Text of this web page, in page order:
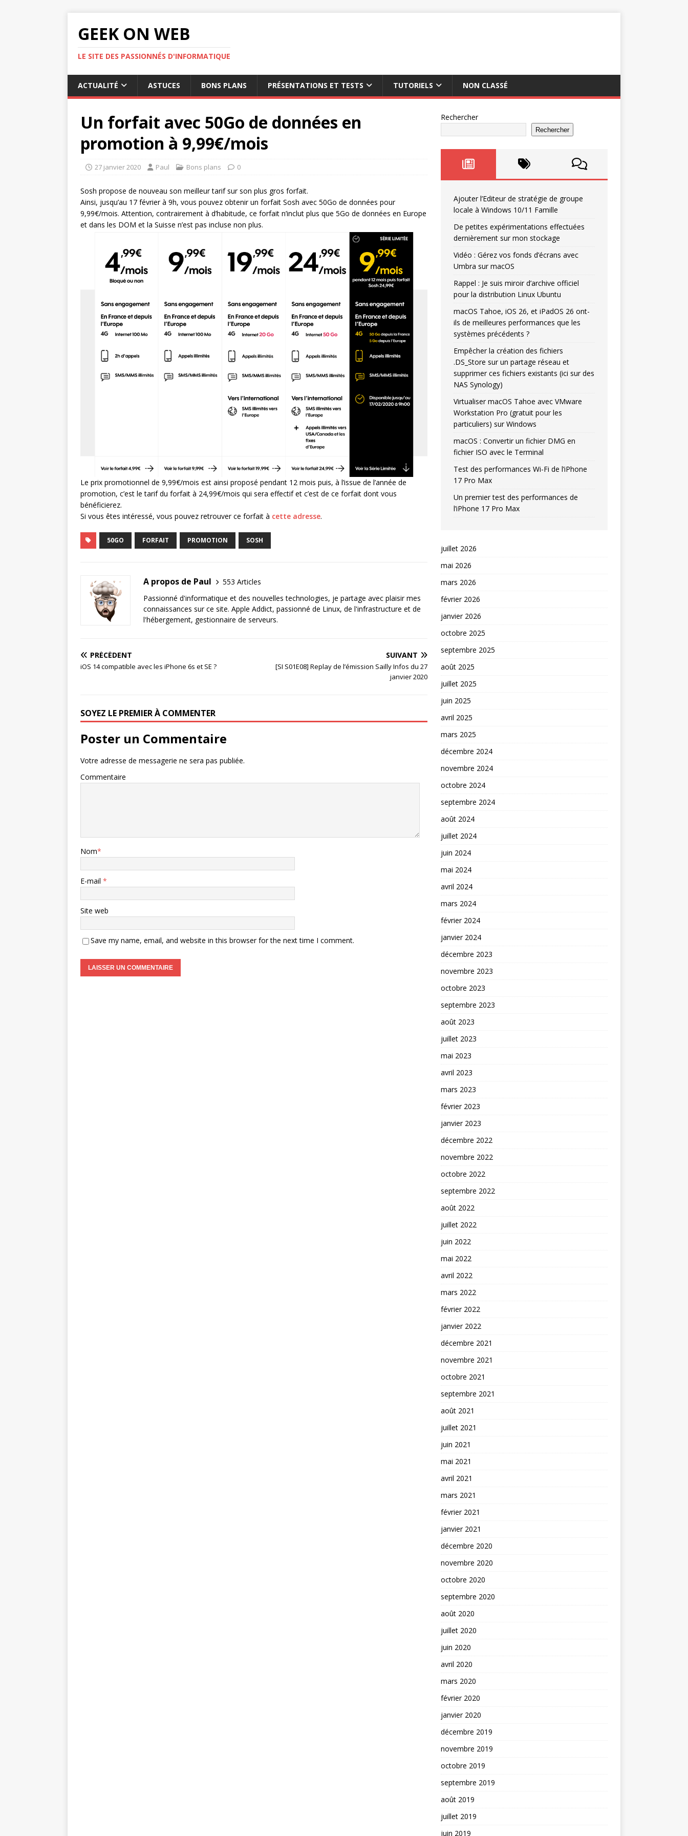
GEEK ON WEB
LE SITE DES PASSIONNÉS D'INFORMATIQUE
ACTUALITÉ ASTUCES BONS PLANS PRÉSENTATIONS ET TESTS TUTORIELS NON CLASSÉ
Un forfait avec 50Go de données en
promotion à 9,99€/mois
27 janvier 2020 Paul Bons plans 0
Sosh propose de nouveau son meilleur tarif sur son plus gros forfait.
Ainsi, jusqu’au 17 février à 9h, vous pouvez obtenir un forfait Sosh avec 50Go de données pour
9,99€/mois. Attention, contrairement à d’habitude, ce forfait n’inclut plus que 5Go de données en Europe
et dans les DOM et la Suisse n’est pas incluse non plus.
Le prix promotionnel de 9,99€/mois est ainsi proposé pendant 12 mois puis, à l’issue de l’année de
promotion, c’est le tarif du forfait à 24,99€/mois qui sera effectif et c’est de ce forfait dont vous
bénéficierez.
Si vous êtes intéressé, vous pouvez retrouver ce forfait à cette adresse.
50GO FORFAIT PROMOTION SOSH
A propos de Paul
553 Articles
Passionné d'informatique et des nouvelles technologies, je partage avec plaisir mes
connaissances sur ce site. Apple Addict, passionné de Linux, de l'infrastructure et de
l'hébergement, gestionnaire de serveurs.
PRÉCÉDENT
iOS 14 compatible avec les iPhone 6s et SE ?
SUIVANT
[SI S01E08] Replay de l’émission Sailly Infos du 27
janvier 2020
SOYEZ LE PREMIER À COMMENTER
Poster un Commentaire
Votre adresse de messagerie ne sera pas publiée.
Commentaire
Nom*
E-mail *
Site web
Save my name, email, and website in this browser for the next time I comment.
Rechercher
Rechercher
Ajouter l’Editeur de stratégie de groupe
locale à Windows 10/11 Famille
De petites expérimentations effectuées
dernièrement sur mon stockage
Vidéo : Gérez vos fonds d’écrans avec
Umbra sur macOS
Rappel : Je suis miroir d’archive officiel
pour la distribution Linux Ubuntu
macOS Tahoe, iOS 26, et iPadOS 26 ont-
ils de meilleures performances que les
systèmes précédents ?
Empêcher la création des fichiers
.DS_Store sur un partage réseau et
supprimer ces fichiers existants (ici sur des
NAS Synology)
Virtualiser macOS Tahoe avec VMware
Workstation Pro (gratuit pour les
particuliers) sur Windows
macOS : Convertir un fichier DMG en
fichier ISO avec le Terminal
Test des performances Wi-Fi de l’iPhone
17 Pro Max
Un premier test des performances de
l’iPhone 17 Pro Max
juillet 2026
mai 2026
mars 2026
février 2026
janvier 2026
octobre 2025
septembre 2025
août 2025
juillet 2025
juin 2025
avril 2025
mars 2025
décembre 2024
novembre 2024
octobre 2024
septembre 2024
août 2024
juillet 2024
juin 2024
mai 2024
avril 2024
mars 2024
février 2024
janvier 2024
décembre 2023
novembre 2023
octobre 2023
septembre 2023
août 2023
juillet 2023
mai 2023
avril 2023
mars 2023
février 2023
janvier 2023
décembre 2022
novembre 2022
octobre 2022
septembre 2022
août 2022
juillet 2022
juin 2022
mai 2022
avril 2022
mars 2022
février 2022
janvier 2022
décembre 2021
novembre 2021
octobre 2021
septembre 2021
août 2021
juillet 2021
juin 2021
mai 2021
avril 2021
mars 2021
février 2021
janvier 2021
décembre 2020
novembre 2020
octobre 2020
septembre 2020
août 2020
juillet 2020
juin 2020
avril 2020
mars 2020
février 2020
janvier 2020
décembre 2019
novembre 2019
octobre 2019
septembre 2019
août 2019
juillet 2019
juin 2019